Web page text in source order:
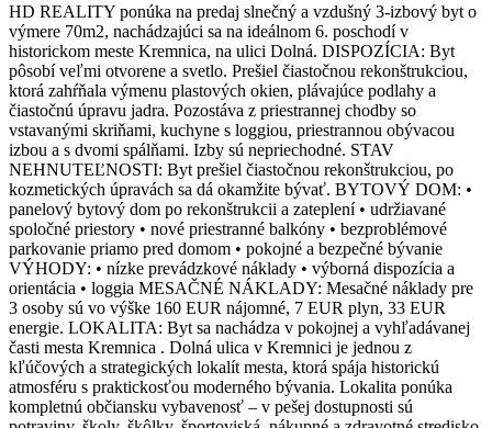
HD REALITY ponúka na predaj slnečný a vzdušný 3-izbový byt o
výmere 70m2, nachádzajúci sa na ideálnom 6. poschodí v
historickom meste Kremnica, na ulici Dolná. DISPOZÍCIA: Byt
pôsobí veľmi otvorene a svetlo. Prešiel čiastočnou rekonštrukciou,
ktorá zahŕňala výmenu plastových okien, plávajúce podlahy a
čiastočnú úpravu jadra. Pozostáva z priestrannej chodby so
vstavanými skriňami, kuchyne s loggiou, priestrannou obývacou
izbou a s dvomi spálňami. Izby sú nepriechodné. STAV
NEHNUTEĽNOSTI: Byt prešiel čiastočnou rekonštrukciou, po
kozmetických úpravách sa dá okamžite bývať. BYTOVÝ DOM: •
panelový bytový dom po rekonštrukcii a zateplení • udržiavané
spoločné priestory • nové priestranné balkóny • bezproblémové
parkovanie priamo pred domom • pokojné a bezpečné bývanie
VÝHODY: • nízke prevádzkové náklady • výborná dispozícia a
orientácia • loggia MESAČNÉ NÁKLADY: Mesačné náklady pre
3 osoby sú vo výške 160 EUR nájomné, 7 EUR plyn, 33 EUR
energie. LOKALITA: Byt sa nachádza v pokojnej a vyhľadávanej
časti mesta Kremnica . Dolná ulica v Kremnici je jednou z
kľúčových a strategických lokalít mesta, ktorá spája historickú
atmosféru s praktickosťou moderného bývania. Lokalita ponúka
kompletnú občiansku vybavenosť – v pešej dostupnosti sú